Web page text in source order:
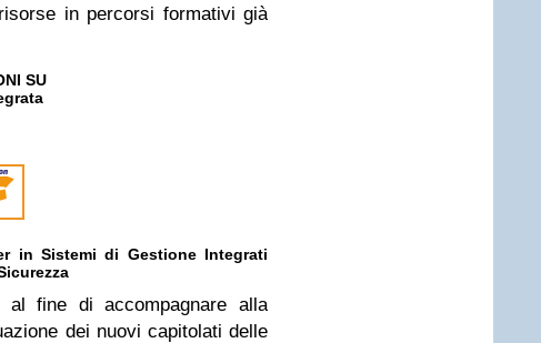
in percorsi formativi già
SU
in Sistemi di Gestione Integrati
al fine di accompagnare alla
dei nuovi capitolati delle